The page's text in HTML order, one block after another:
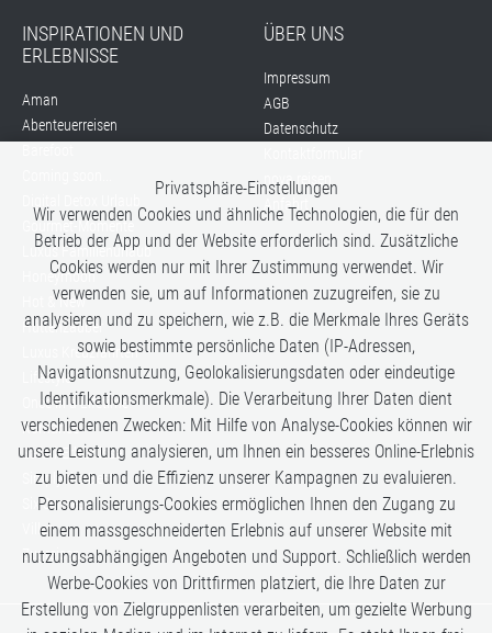
INSPIRATIONEN UND
ERLEBNISSE
Aman
Abenteuerreisen
Gourmet-Momente
Luxus Familienurlaub
Honeymoon
Hot & New
Hüttenzauber
Luxus Kreuzfahrten
Lifestyle
Once in a Lifetime
Romance
Safari-Erlebnisse
Simply the Best
Six Senses
Villen
Zugreisen
ÜBER UNS
Impressum
AGB
Datenschutz
nova reisen
Anfahrt
Privatsphäre-Einstellungen
Wir verwenden Cookies und ähnliche Technologien, die für den
Betrieb der App und der Website erforderlich sind. Zusätzliche
Cookies werden nur mit Ihrer Zustimmung verwendet. Wir
verwenden sie, um auf Informationen zuzugreifen, sie zu
analysieren und zu speichern, wie z.B. die Merkmale Ihres Geräts
sowie bestimmte persönliche Daten (IP-Adressen,
Navigationsnutzung, Geolokalisierungsdaten oder eindeutige
Identifikationsmerkmale). Die Verarbeitung Ihrer Daten dient
verschiedenen Zwecken: Mit Hilfe von Analyse-Cookies können wir
unsere Leistung analysieren, um Ihnen ein besseres Online-Erlebnis
zu bieten und die Effizienz unserer Kampagnen zu evaluieren.
Personalisierungs-Cookies ermöglichen Ihnen den Zugang zu
einem massgeschneiderten Erlebnis auf unserer Website mit
nutzungsabhängigen Angeboten und Support. Schließlich werden
Werbe-Cookies von Drittfirmen platziert, die Ihre Daten zur
Erstellung von Zielgruppenlisten verarbeiten, um gezielte Werbung